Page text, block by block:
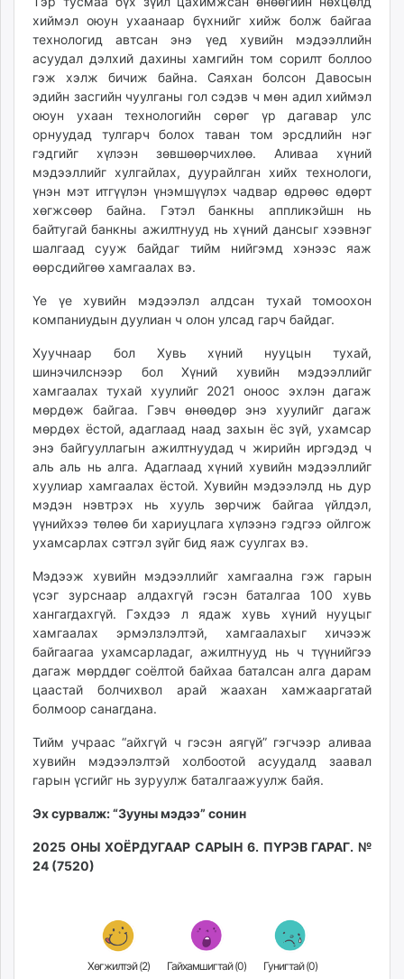
хиймэл оюун ухаанаар бүхнийг хийж болж байгаа
технологид автсан энэ үед хувийн мэдээллийн
асуудал дэлхий дахины хамгийн том сорилт боллоо
гэж хэлж бичиж байна. Саяхан болсон Давосын
эдийн засгийн чуулганы гол сэдэв ч мөн адил хиймэл
оюун ухаан технологийн сөрөг үр дагавар улс
орнуудад тулгарч болох таван том эрсдлийн нэг
гэдгийг хүлээн зөвшөөрчихлөө. Аливаа хүний
мэдээллийг хулгайлах, дуурайлган хийх технологи,
үнэн мэт итгүүлэн үнэмшүүлэх чадвар өдрөөс өдөрт
хөгжсөөр байна. Гэтэл банкны аппликэйшн нь
байтугай банкны ажилтнууд нь хүний дансыг хээвнэг
шалгаад сууж байдаг тийм нийгэмд хэнээс яаж
өөрсдийгөө хамгаалах вэ.
Үе үе хувийн мэдээлэл алдсан тухай томоохон
компаниудын дуулиан ч олон улсад гарч байдаг.
Хуучнаар бол Хувь хүний нууцын тухай,
шинэчилснээр бол Хүний хувийн мэдээллийг
хамгаалах тухай хуулийг 2021 оноос эхлэн дагаж
мөрдөж байгаа. Гэвч өнөөдөр энэ хуулийг дагаж
мөрдөх ёстой, адаглаад наад захын ёс зүй, ухамсар
энэ байгууллагын ажилтнуудад ч жирийн иргэдэд ч
аль аль нь алга. Адаглаад хүний хувийн мэдээллийг
хуулиар хамгаалах ёстой. Хувийн мэдээлэлд нь дур
мэдэн нэвтрэх нь хууль зөрчиж байгаа үйлдэл,
үүнийхээ төлөө би хариуцлага хүлээнэ гэдгээ ойлгож
ухамсарлах сэтгэл зүйг бид яаж суулгах вэ.
Мэдээж хувийн мэдээллийг хамгаална гэж гарын
үсэг зурснаар алдахгүй гэсэн баталгаа 100 хувь
хангагдахгүй. Гэхдээ л ядаж хувь хүний нууцыг
хамгаалах эрмэлзлэлтэй, хамгаалахыг хичээж
байгаагаа ухамсарладаг, ажилтнууд нь ч түүнийгээ
дагаж мөрддөг соёлтой байхаа баталсан алга дарам
цаастай болчихвол арай жаахан хамжааргатай
болмоор санагдана.
Тийм учраас “айхгүй ч гэсэн аягүй” гэгчээр аливаа
хувийн мэдээлэлтэй холбоотой асуудалд заавал
гарын үсгийг нь зуруулж баталгаажуулж байя.
Эх сурвалж: “Зууны мэдээ” сонин
2025 ОНЫ ХОЁРДУГААР САРЫН 6. ПҮРЭВ ГАРАГ. №
24 (7520)
Хөгжилтэй (2) Гайхамшигтай (0) Гунигтай (0)